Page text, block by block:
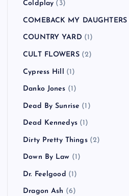
Coldplay (3)
COMEBACK MY DAUGHTERS
COUNTRY YARD (1)
CULT FLOWERS(2)
Cypress Hill (1)
Danko Jones (1)
Dead By Sunrise (1)
Dead Kennedys(1)
Dirty Pretty Things(2)
Down By Law (1)
Dr. Feelgood (1)
Dragon Ash (6)